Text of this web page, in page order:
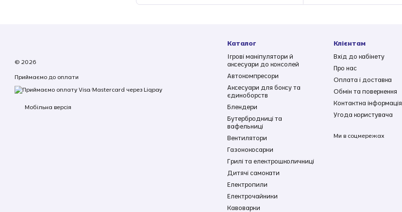
© 2026
Приймаємо до оплати
Мобільна версія
Каталог
Ігрові маніпулятори й
аксесуари до консолей
Автокомпресори
Аксесуари для боксу та
єдиноборств
Блендери
Бутербродниці та
вафельниці
Вентилятори
Газонокосарки
Грилі та електрошколичниці
Дитячі самокати
Електропили
Електрочайники
Кавоварки
Клієнтам
Вхід до кабінету
Про нас
Оплата і доставка
Обмін та повернення
Контактна інформація
Угода користувача
Ми в соцмережах